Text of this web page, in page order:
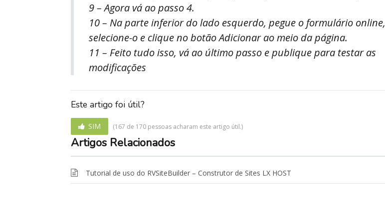
9 – Agora vá ao passo 4.
10 – Na parte inferior do lado esquerdo, pegue o formulário online,
selecione-o e clique no botão Adicionar ao meio da página.
11 – Feito tudo isso, vá ao último passo e publique para testar as
modificações
Este artigo foi útil?
SIM (167 de 170 pessoas acharam este artigo útil.)
Artigos Relacionados
Tutorial de uso do RVSiteBuilder – Construtor de Sites LX HOST